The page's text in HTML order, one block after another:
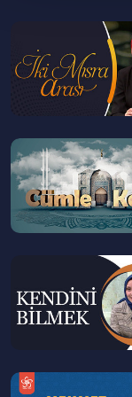
Afet
sağlığına etkisi
01:15:00Doğal
01:35:00Afet